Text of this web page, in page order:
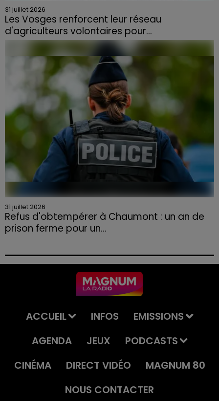
31 juillet 2026
Les Vosges renforcent leur réseau
d'agriculteurs volontaires pour...
Face à la sécheresse et aux risques de départs de feu,
la Chambre d'agriculture des Vosges a lancé un appel
aux agriculteurs volontaires pour venir en aide...
31 juillet 2026
Refus d'obtempérer à Chaumont : un an de
prison ferme pour un...
permis et la confiscation de son véhicule.
ACCUEIL INFOS
EMISSIONS
AGENDA
JEUX
PODCASTS
CINÉMA
DIRECT VIDÉO
MAGNUM 80
NOUS CONTACTER